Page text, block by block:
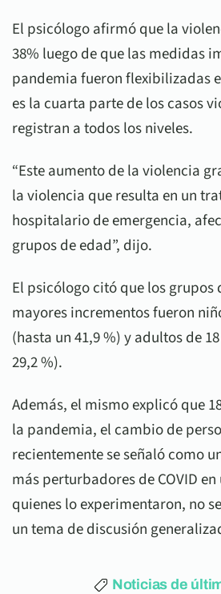
El psicólogo afirmó que la
38% luego de que las medidas
pandemia fueron flexibilizadas
es la cuarta parte de los casos
registran a todos los niveles.
“Este aumento de la violencia
la violencia que resulta en un
hospitalario de emergencia,
grupos de edad”, dijo.
El psicólogo citó que los grupos
mayores incrementos fueron
(hasta un 41,9 %) y adultos de
29,2 %).
Además, el mismo explicó que
la pandemia, el cambio de
recientemente se señaló como
más perturbadores de COVID
quienes lo experimentaron, no
un tema de discusión
Noticias de